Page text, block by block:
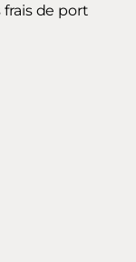
frais de port